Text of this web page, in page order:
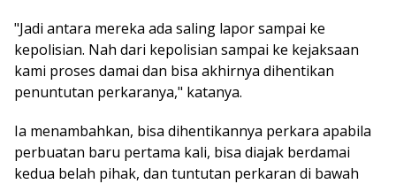
"Jadi antara mereka ada saling lapor sampai ke
kepolisian. Nah dari kepolisian sampai ke kejaksaan
kami proses damai dan bisa akhirnya dihentikan
penuntutan perkaranya," katanya.
Ia menambahkan, bisa dihentikannya perkara apabila
perbuatan baru pertama kali, bisa diajak berdamai
kedua belah pihak, dan tuntutan perkaran di bawah